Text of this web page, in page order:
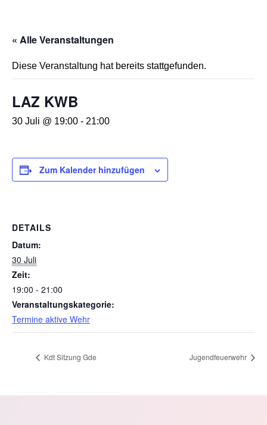
« Alle Veranstaltungen
Diese Veranstaltung hat bereits stattgefunden.
LAZ KWB
30 Juli @ 19:00 - 21:00
Zum Kalender hinzufügen
DETAILS
Datum:
30 Juli
Zeit:
19:00 - 21:00
Veranstaltungskategorie:
Termine aktive Wehr
Kdt Sitzung Gde Jugendfeuerwehr